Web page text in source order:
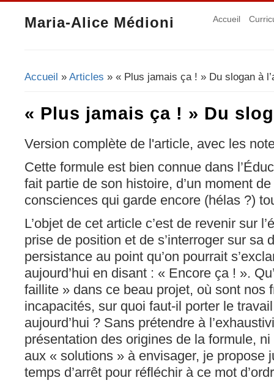
Maria-Alice Médioni Accueil
Vous êtes ici
Accueil » Articles » « Plus jamais ça ! » Du slogan à
« Plus jamais ça ! » Du
Version complète de l'article, avec les
Cette formule est bien connue dans
fait partie de son histoire, d’un moment
consciences qui garde encore (hélas ?)
L’objet de cet article c’est de revenir sur
prise de position et de s’interroger sur sa
persistance au point qu’on pourrait
aujourd’hui en disant : « Encore ça ! ».
faillite » dans ce beau projet, où sont nos
incapacités, sur quoi faut-il porter le
aujourd’hui ? Sans prétendre à
présentation des origines de la formule,
aux « solutions » à envisager, je propose
temps d’arrêt pour réfléchir à ce mot